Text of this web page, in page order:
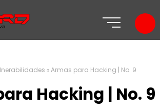
Armas para Hacking | No. 9
Hacking | No. 9